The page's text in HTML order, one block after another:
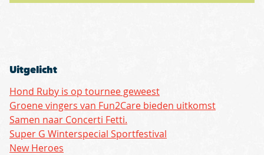
Uitgelicht
Hond Ruby is op tournee geweest
Groene vingers van Fun2Care bieden uitkomst
Samen naar Concerti Fetti.
Super G Winterspecial Sportfestival
New Heroes